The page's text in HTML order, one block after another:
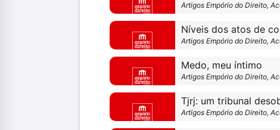
Artigos Empório do Direito,
Artigos Empório do Direito,
Medo, meu íntimo
Artigos Empório do Direito,
Tjrj: um tribunal
Artigos Empório do Direito,